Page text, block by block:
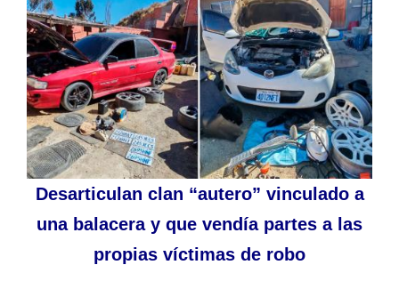
Desarticulan clan “autero” vinculado a
una balacera y que vendía partes a las
propias víctimas de robo